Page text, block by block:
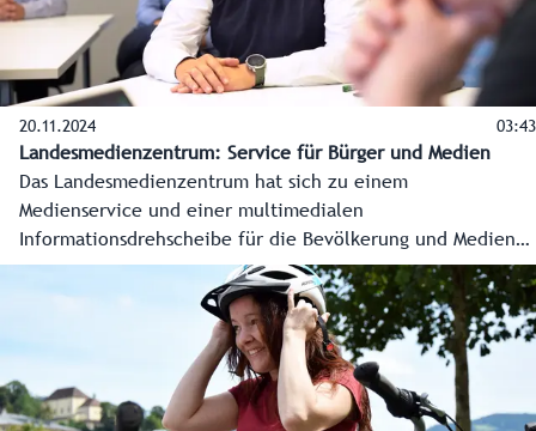
intensiv zusammen gearbeitet.
20.11.2024 03:43
Landesmedienzentrum: Service für Bürger und Medien
Das Landesmedienzentrum hat sich zu einem
Medienservice und einer multimedialen
Informationsdrehscheibe für die Bevölkerung und Medien
entwickelt. Damit sind die Salzburgerinnen und Salzburger
jederzeit gesichert, verlässlich und zeitnahe informiert.
Das alles in Krisenzeiten, bei Wahlen oder internationalen
Ereignissen in Salzburg, aber auch im Alltag. Hand in Hand
arbeitet die Redaktion dabei mit den anderen
Fachbereichen Marketing und Internet zusammen. Dreh